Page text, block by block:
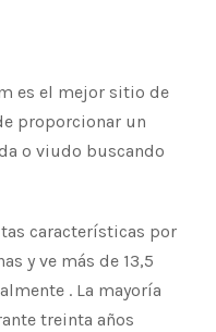
es el mejor sitio de
proporcionar un
o viudo buscando
características por
y ve más de 13,5
. La mayoría
treinta años